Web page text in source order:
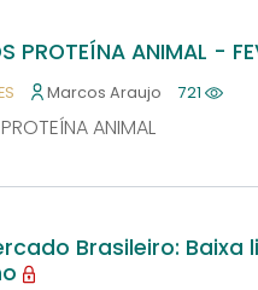
PROTEÍNA ANIMAL -
Marcos Araujo 721
ANIMAL
Brasileiro: